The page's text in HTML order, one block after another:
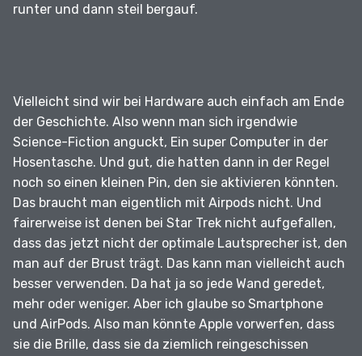
runter und dann steil bergauf.
Vielleicht sind wir bei Hardware auch einfach am Ende
der Geschichte. Also wenn man sich irgendwie
Science-Fiction anguckt, Ein super Computer in der
Hosentasche. Und gut, die hatten dann in der Regel
noch so einen kleinen Pin, den sie aktivieren könnten.
Das braucht man eigentlich mit Airpods nicht. Und
fairerweise ist denen bei Star Trek nicht aufgefallen,
dass das jetzt nicht der optimale Lautsprecher ist, den
man auf der Brust trägt. Das kann man vielleicht auch
besser verwenden. Da hat ja so jede Wand geredet,
mehr oder weniger. Aber ich glaube so Smartphone
und AirPods. Also man könnte Apple vorwerfen, dass
sie die Brille, dass sie da ziemlich reingeschissen